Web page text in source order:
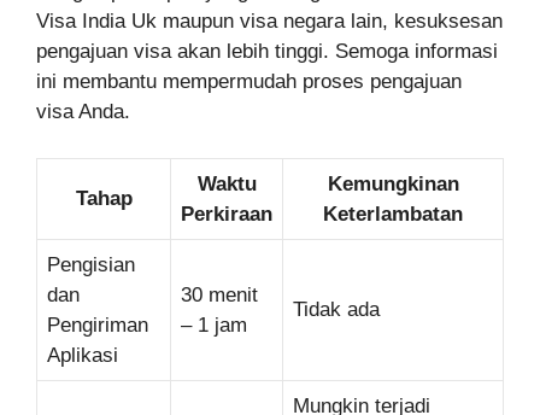
Visa India Uk maupun visa negara lain, kesuksesan
pengajuan visa akan lebih tinggi. Semoga informasi
ini membantu mempermudah proses pengajuan
visa Anda.
Tahap
Waktu
Perkiraan
Kemungkinan
Keterlambatan
Pengisian
dan
Pengiriman
Aplikasi
30 menit
– 1 jam
Tidak ada
Mungkin terjadi